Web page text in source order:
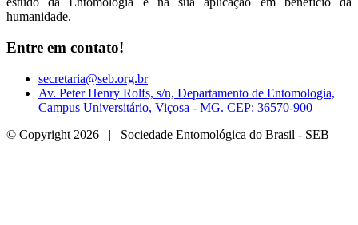
humanidade.
Entre em contato!
secretaria@seb.org.br
Av. Peter Henry Rolfs, s/n, Departamento de Entomologia,
Campus Universitário, Viçosa - MG. CEP: 36570-900
© Copyright 2026 | Sociedade Entomológica do Brasil - SEB